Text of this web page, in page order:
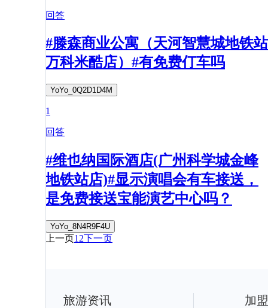
回答
#滕森商业公寓（天河智慧城地铁站
万科米酷店）#有免费仃车吗
YoYo_0Q2D1D4M
1
回答
#维也纳国际酒店(广州科学城金峰
地铁站店)#显示演唱会有车接送，
是免费接送宝能演艺中心吗？
YoYo_8N4R9F4U
上一页1 2下一页
旅游资讯 加